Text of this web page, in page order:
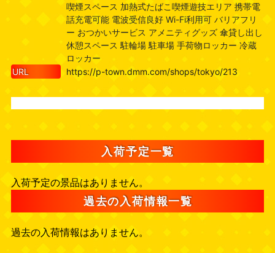
喫煙スペース 加熱式たばこ喫煙遊技エリア 携帯電
話充電可能 電波受信良好 Wi-Fi利用可 バリアフリ
ー おつかいサービス アメニティグッズ 傘貸し出し
休憩スペース 駐輪場 駐車場 手荷物ロッカー 冷蔵
ロッカー
URL
https://p-town.dmm.com/shops/tokyo/213
入荷予定一覧
入荷予定の景品はありません。
過去の入荷情報一覧
過去の入荷情報はありません。